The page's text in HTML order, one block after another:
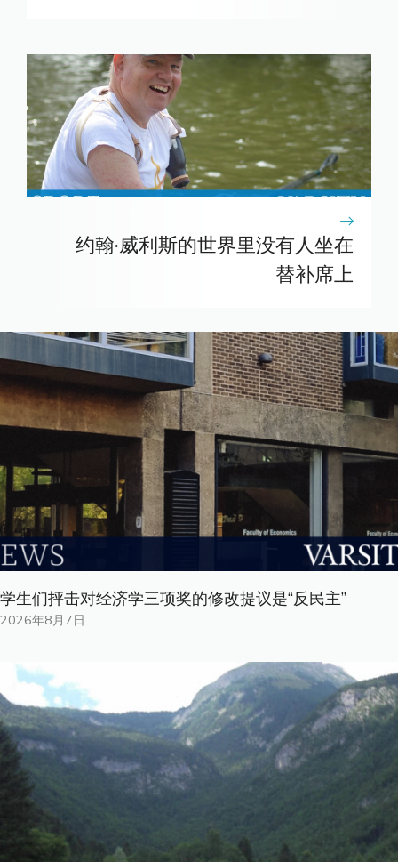
约翰·威利斯的世界里没有人坐在
替补席上
学生们抨击对经济学三项奖的修改提议是“反民主”
2026年8月7日